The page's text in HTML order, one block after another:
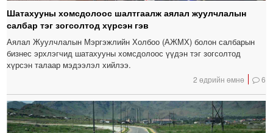
Шатахууны хомсдолоос шалтгаалж аялал жуулчлалын
салбар тэг зогсолтод хүрсэн гэв
Аялал Жуулчлалын Мэргэжлийн Холбоо (АЖМХ) болон салбарын
бизнес эрхлэгчид шатахууны хомсдолоос үүдэн тэг зогсолтод
хүрсэн талаар мэдээлэл хийлээ.
2 өдрийн өмнө 6